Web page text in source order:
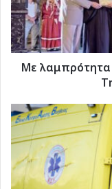
χρόνια
της
Τηλεόρασης
ΘΑΡΡΙ
Με λαμπρότητα
Ρόδος:
Σφοδρή
σύγκρουση
δικύκλου
με
ι.χ